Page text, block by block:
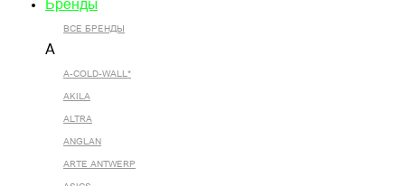
Бренды
ВСЕ БРЕНДЫ
A
A-COLD-WALL*
AKILA
ALTRA
ANGLAN
ARTE ANTWERP